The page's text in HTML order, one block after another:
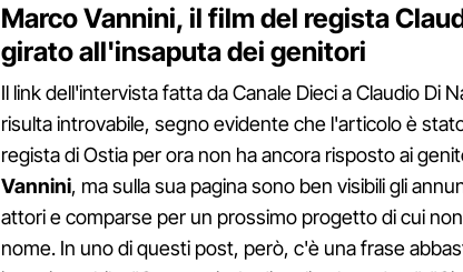
Marco Vannini, il film del regista
girato all'insaputa dei genitori
Il link dell'intervista fatta da Canale Dieci a Claudio Di
risulta introvabile, segno evidente che l'articolo è
regista di Ostia per ora non ha ancora risposto ai
Vannini, ma sulla sua pagina sono ben visibili gli
attori e comparse per un prossimo progetto di cui
nome. In uno di questi post, però, c'è una frase